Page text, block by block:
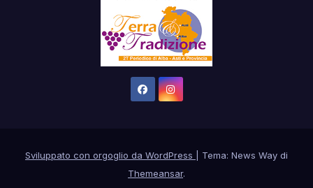
Sviluppato con orgoglio da WordPress
Tema: News Way di
Themeansar.